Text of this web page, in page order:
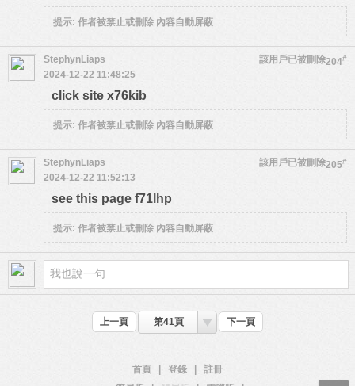
提示: 作者被禁止或刪除 內容自動屏蔽
204#
StephynLiaps
該用戶已被刪除
2024-12-22 11:48:25
click site x76kib
提示: 作者被禁止或刪除 內容自動屏蔽
205#
StephynLiaps
該用戶已被刪除
2024-12-22 11:52:13
see this page f71lhp
提示: 作者被禁止或刪除 內容自動屏蔽
上一頁 第41頁 下一頁
首頁 登錄
註冊